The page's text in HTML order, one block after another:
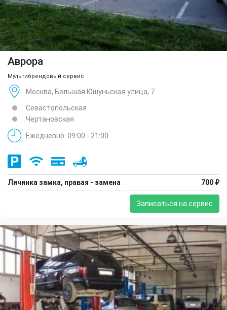
Аврора
Мультибрендовый сервис
Москва, Большая Юшуньская улица, 7
Севастопольская
Чертановская
Ежедневно: 09:00 - 21:00
Личинка замка, правая - замена 700 ₽
Записаться на сервис